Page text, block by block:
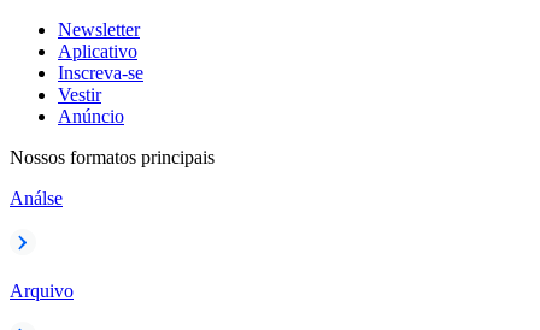
Newsletter
Aplicativo
Inscreva-se
Vestir
Anúncio
Nossos formatos principais
Análse
Arquivo